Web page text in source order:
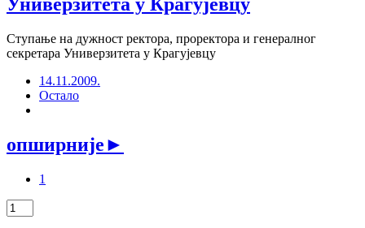
Ступање на дужност ректора, проректора и генералног
секретара Универзитета у Крагујевцу
14.11.2009.
Остало
опширније►
1